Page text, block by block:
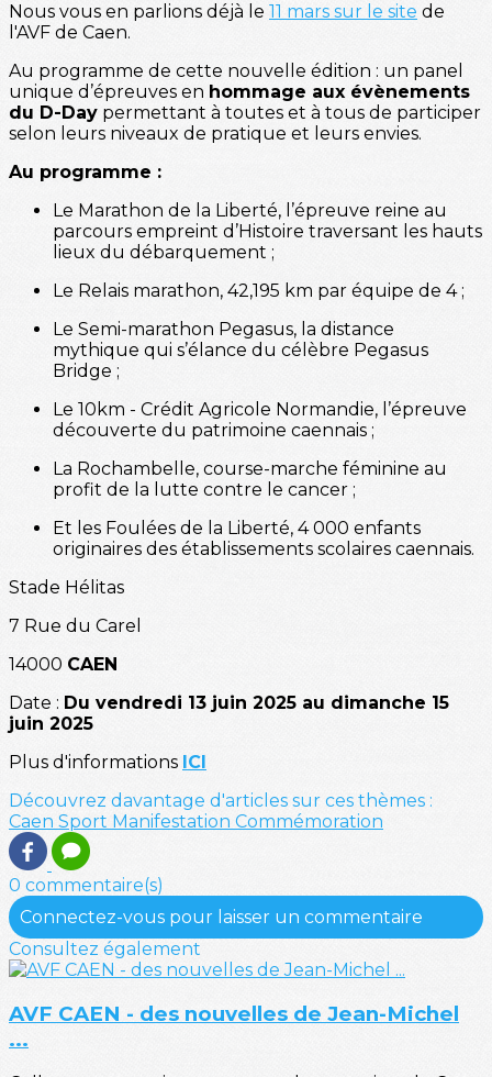
Nous vous en parlions déjà le 11 mars sur le site de
l'AVF de Caen.
Au programme de cette nouvelle édition : un panel
unique d’épreuves en hommage aux évènements
du D-Day permettant à toutes et à tous de participer
selon leurs niveaux de pratique et leurs envies.
Au programme :
Le Marathon de la Liberté, l’épreuve reine au
parcours empreint d’Histoire traversant les hauts
lieux du débarquement ;
Le Relais marathon, 42,195 km par équipe de 4 ;
Le Semi-marathon Pegasus, la distance
mythique qui s’élance du célèbre Pegasus
Bridge ;
Le 10km - Crédit Agricole Normandie, l’épreuve
découverte du patrimoine caennais ;
La Rochambelle, course-marche féminine au
profit de la lutte contre le cancer ;
Et les Foulées de la Liberté, 4 000 enfants
originaires des établissements scolaires caennais.
Stade Hélitas
7 Rue du Carel
14000 CAEN
Date : Du vendredi 13 juin 2025 au dimanche 15
juin 2025
Plus d'informations ICI
Découvrez davantage d'articles sur ces thèmes :
Caen Sport Manifestation Commémoration
0 commentaire(s)
Connectez-vous pour laisser un commentaire
Consultez également
AVF CAEN - des nouvelles de Jean-Michel
...